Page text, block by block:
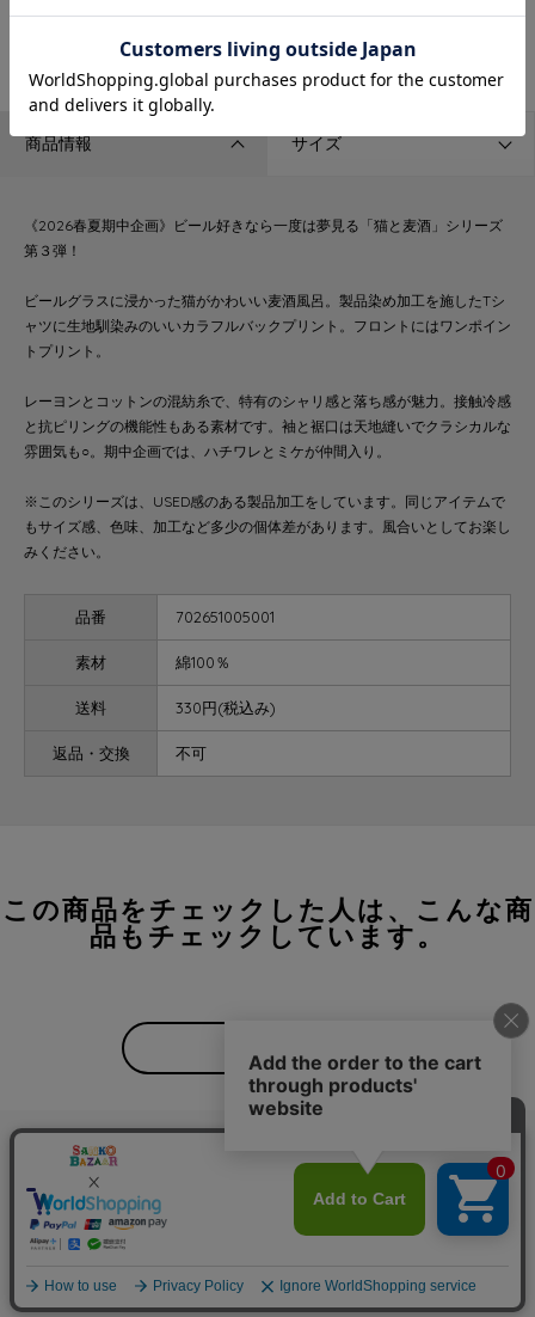
カートへ入れる
商品情報 サイズ
《2026春夏期中企画》ビール好きなら一度は夢見る「猫と麦酒」シリーズ
第３弾！
ビールグラスに浸かった猫がかわいい麦酒風呂。製品染め加工を施したTシ
ャツに生地馴染みのいいカラフルバックプリント。フロントにはワンポイン
トプリント。
レーヨンとコットンの混紡糸で、特有のシャリ感と落ち感が魅力。接触冷感
と抗ピリングの機能性もある素材です。袖と裾口は天地縫いでクラシカルな
雰囲気も○。期中企画では、ハチワレとミケが仲間入り。
※このシリーズは、USED感のある製品加工をしています。同じアイテムで
もサイズ感、色味、加工など多少の個体差があります。風合いとしてお楽し
みください。
品番 702651005001
素材 綿100％
送料 330円(税込み)
返品・交換 不可
この商品をチェックした人は、こんな商
品もチェックしています。
ご利用ガイド
利用規約
お問い合わせ
Copyright(C) SANKO Co.,Ltd.